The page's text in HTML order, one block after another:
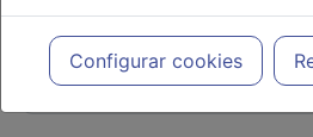
meramente informativo, siendo
profesionales facultados prescribir
cada caso concreto, el tratamiento
necesidades del paciente.
Configurar cookies